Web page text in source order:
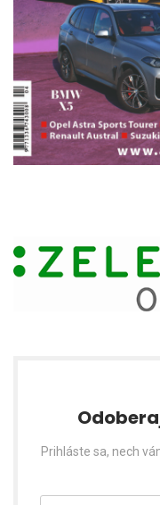
Prihláste sa, nech